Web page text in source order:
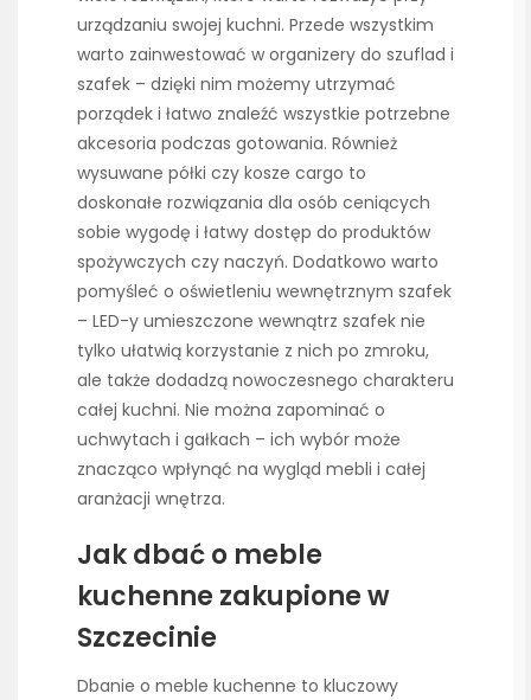
urządzaniu swojej kuchni. Przede wszystkim
warto zainwestować w organizery do szuflad i
szafek – dzięki nim możemy utrzymać
porządek i łatwo znaleźć wszystkie potrzebne
akcesoria podczas gotowania. Również
wysuwane półki czy kosze cargo to
doskonałe rozwiązania dla osób ceniących
sobie wygodę i łatwy dostęp do produktów
spożywczych czy naczyń. Dodatkowo warto
pomyśleć o oświetleniu wewnętrznym szafek
– LED-y umieszczone wewnątrz szafek nie
tylko ułatwią korzystanie z nich po zmroku,
ale także dodadzą nowoczesnego charakteru
całej kuchni. Nie można zapominać o
uchwytach i gałkach – ich wybór może
znacząco wpłynąć na wygląd mebli i całej
aranżacji wnętrza.
Jak dbać o meble
kuchenne zakupione w
Szczecinie
Dbanie o meble kuchenne to kluczowy